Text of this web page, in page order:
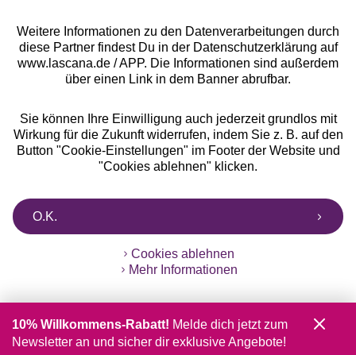
Weitere Informationen zu den Datenverarbeitungen durch
diese Partner findest Du in der Datenschutzerklärung auf
www.lascana.de / APP. Die Informationen sind außerdem
über einen Link in dem Banner abrufbar.
Sie können Ihre Einwilligung auch jederzeit grundlos mit
Wirkung für die Zukunft widerrufen, indem Sie z. B. auf den
Button "Cookie-Einstellungen" im Footer der Website und
"Cookies ablehnen" klicken.
O.K.
Cookies ablehnen
Mehr Informationen
10% Willkommens-Rabatt! Melde dich jetzt zum
Newsletter an und sicher dir exklusive Angebote!